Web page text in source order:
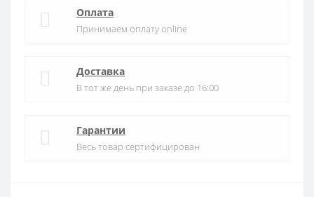
Оплата
Принимаем оплату online
Доставка
В тот же день при заказе до 16:00
Гарантии
Весь товар сертифицирован